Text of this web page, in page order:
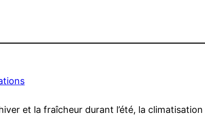
et la fraîcheur durant l’été, la